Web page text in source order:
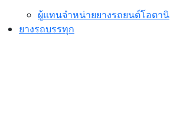
ผู้แทนจำหน่ายยางรถยนต์โอตานิ
ยางรถบรรทุก